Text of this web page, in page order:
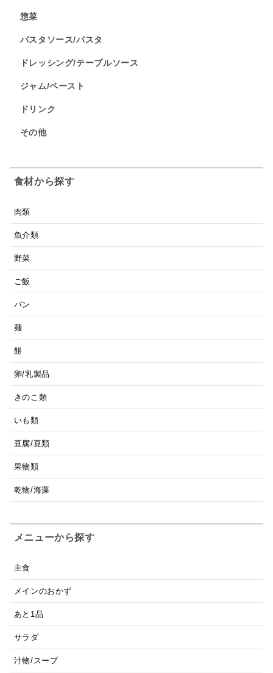
惣菜
パスタソース/パスタ
ドレッシング/テーブルソース
ジャム/ペースト
ドリンク
その他
食材から探す
肉類
魚介類
野菜
ご飯
パン
麺
餅
卵/乳製品
きのこ類
いも類
豆腐/豆類
果物類
乾物/海藻
メニューから探す
主食
メインのおかず
あと1品
サラダ
汁物/スープ